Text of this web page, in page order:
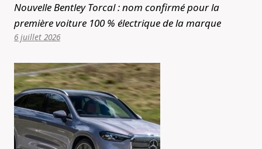
Nouvelle Bentley Torcal : nom confirmé pour la
première voiture 100 % électrique de la marque
6 juillet 2026